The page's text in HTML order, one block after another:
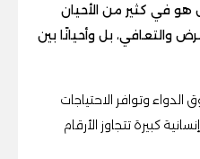
هو في كثير من الأحيان
والتعافي، بل وأحيانًا بين
وتوافر الاحتياجات
كبيرة تتجاوز الأرقام